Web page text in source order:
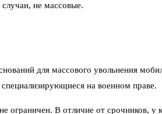
не массовые.
для массового увольнения
на военном праве.
ограничен. В отличие от срочников,